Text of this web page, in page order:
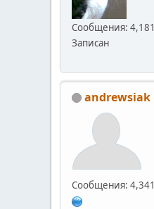
Сообщения: 4,181
Записан
andrewsiak
Сообщения: 4,341